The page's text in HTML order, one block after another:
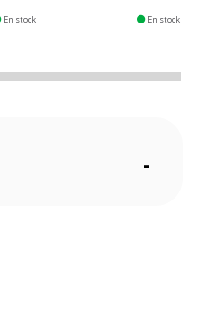
En stock En stock
-